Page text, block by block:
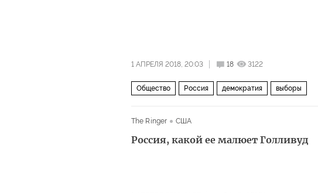
1 АПРЕЛЯ 2018, 20:03 18 3122
Общество Россия демократия выборы
The Ringer США
Россия, какой ее малюет Голливуд